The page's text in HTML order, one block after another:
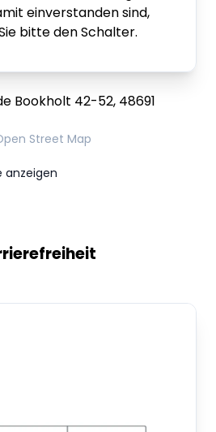
einverstanden sind,
bitte den Schalter.
Bookholt 42-52, 48691
Street Map
anzeigen